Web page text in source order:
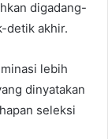
digadang-
detik akhir.
lebih
dinyatakan
seleksi